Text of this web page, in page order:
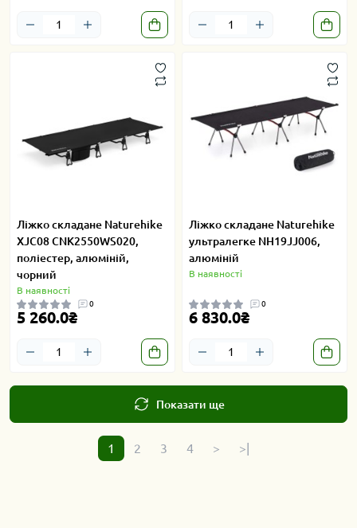
Ліжко складане Naturehike
XJC08 CNK2550WS020,
поліестер, алюміній,
чорний
В наявності
0
5 260.0₴
Ліжко складане Naturehike
ультралегке NH19JJ006,
алюміній
В наявності
0
6 830.0₴
Показати ще
1 2 3 4 > >|